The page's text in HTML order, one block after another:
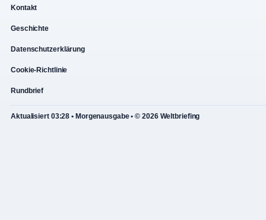
Kontakt
Geschichte
Datenschutzerklärung
Cookie-Richtlinie
Rundbrief
Aktualisiert 03:28 • Morgenausgabe • © 2026 Weltbriefing